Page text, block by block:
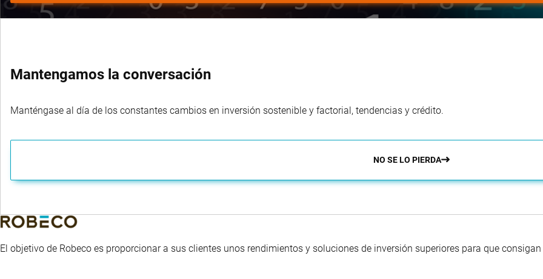
Mantengamos la conversación
Manténgase al día de los constantes cambios en inversión sostenible y factorial, tendencias y crédito.
NO SE LO PIERDA
El objetivo de Robeco es proporcionar a sus clientes unos rendimientos y soluciones de inversión superiores para que